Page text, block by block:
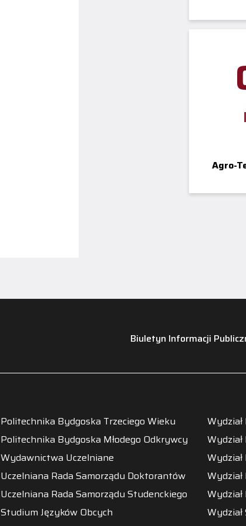
Agro-
Biuletyn Informacji
Politechnika Bydgoska Trzeciego Wieku
Politechnika Bydgoska Młodego Odkrywcy
Wydawnictwa Uczelniane
Uczelniana Rada Samorządu Doktorantów
Uczelniana Rada Samorządu Studenckiego
Studium Języków Obcych